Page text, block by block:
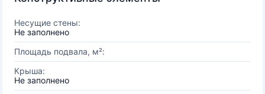
Несущие стены:
Не заполнено
Площадь подвала, м²:
Крыша:
Не заполнено